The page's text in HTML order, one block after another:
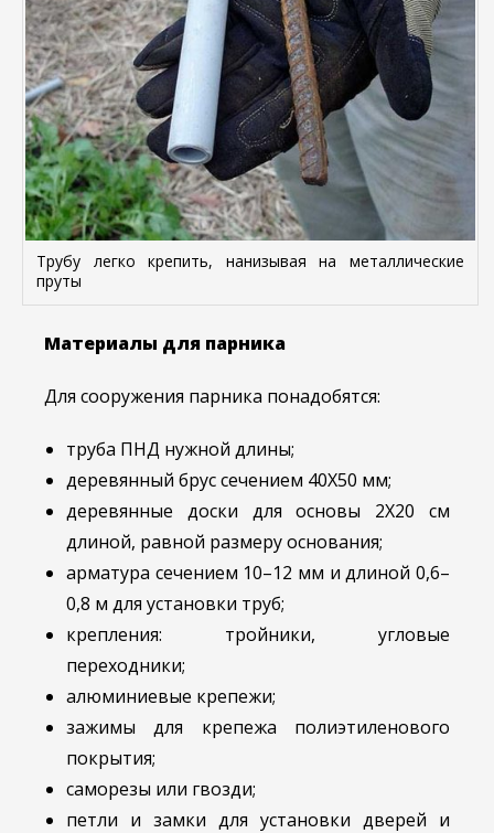
Трубу легко крепить, нанизывая на металлические
пруты
Материалы для парника
Для сооружения парника понадобятся:
труба ПНД нужной длины;
деревянный брус сечением 40Х50 мм;
деревянные доски для основы 2Х20 см
длиной, равной размеру основания;
арматура сечением 10–12 мм и длиной 0,6–
0,8 м для установки труб;
крепления: тройники, угловые
переходники;
алюминиевые крепежи;
зажимы для крепежа полиэтиленового
покрытия;
саморезы или гвозди;
петли и замки для установки дверей и